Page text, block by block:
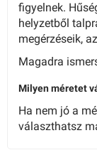
figyelnek.
helyzetből
megérzéseik,
Magadra
Milyen méretet
Ha nem jó a
választhatsz